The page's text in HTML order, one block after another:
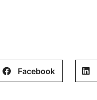
Facebook